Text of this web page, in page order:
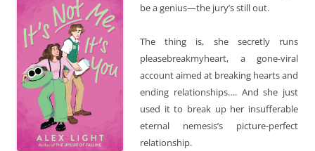
be a genius—the jury’s still out.
The thing is, she secretly runs
pleasebreakmyheart, a gone-viral
account aimed at breaking hearts and
ending relationships…. And she just
used it to break up her insufferable
eternal nemesis’s picture-perfect
relationship.